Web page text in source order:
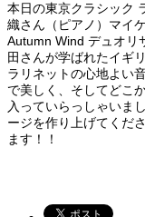
本日の東京クラシック
織さん（ピアノ）マイ
Autumn Wind デュオリ
田さんが学ばれたイギ
ラリネットの心地よい
で美しく、そしてどこ
入っていらっしゃいま
ージを作り上げてくだ
ます！！